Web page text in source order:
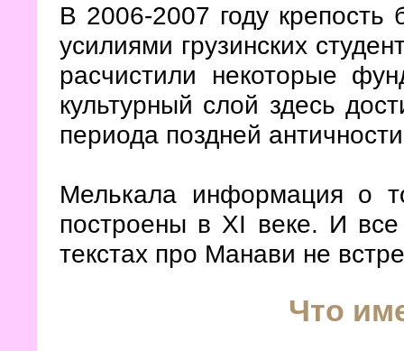
В 2006-2007 году
усилиями грузинских
расчистили некоторые
культурный слой здесь
периода поздней
Мелькала информация о
построены в XI веке. И
текстах про Манави не
Что